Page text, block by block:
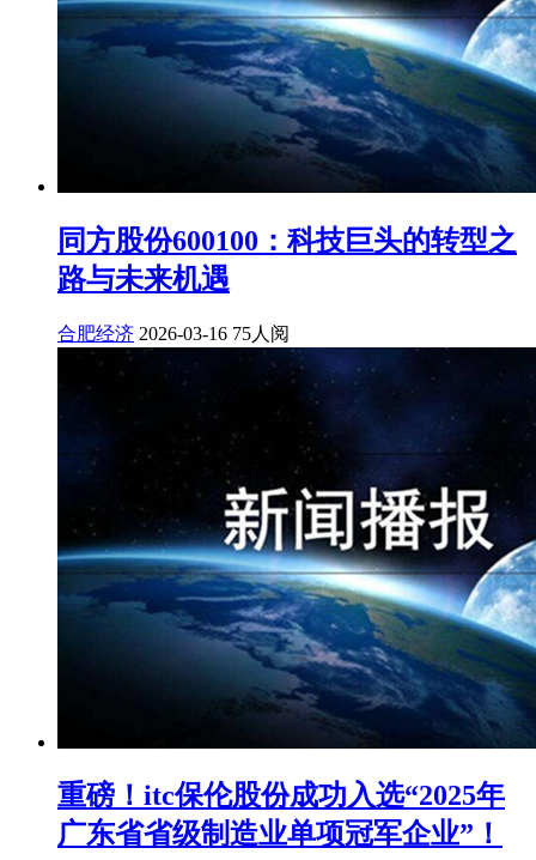
同方股份600100：科技巨头的转型之
路与未来机遇
合肥经济 2026-03-16 75人阅
重磅！itc保伦股份成功入选“2025年
广东省省级制造业单项冠军企业”！